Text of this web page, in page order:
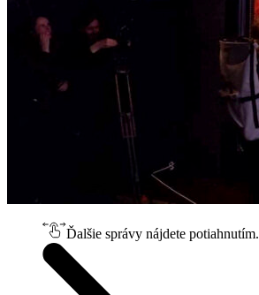
Ďalšie správy nájdete potiahnutím.